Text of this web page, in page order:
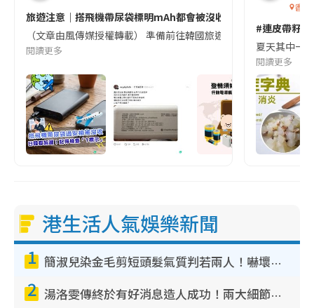
旅遊注意｜搭飛機帶尿袋標明mAh都會被沒收😱出發前切記檢查
（文章由風傳媒授權轉載） 準備前往韓國旅遊的民眾，近期要
閱讀更多
香港
#連皮帶籽
夏天其中一
閱讀更多
港生活人氣娛樂新聞
1 簡淑兒染金毛剪短頭髮氣質判若兩人！嚇壞老公麥大力都認唔出：「你做咩事？」
2 湯洛雯傳終於有好消息造人成功！兩大細節曝孕味極濃惹猜測：大肚婆先會咁！